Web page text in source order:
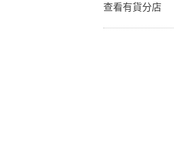
查看有貨分店